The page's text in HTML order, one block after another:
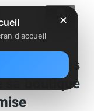
casse les
sa boutique
✕
d'accueil